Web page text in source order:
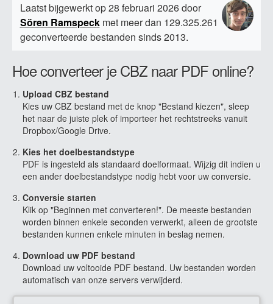
Laatst bijgewerkt op 28 februari 2026 door
Sören Ramspeckmet meer dan 129.325.261
geconverteerde bestanden sinds 2013.
Hoe converteer je CBZ naar PDF online?
Upload CBZ bestand
Kies uw CBZ bestand met de knop "Bestand kiezen", sleep
het naar de juiste plek of importeer het rechtstreeks vanuit
Dropbox/Google Drive.
Kies het doelbestandstype
PDF is ingesteld als standaard doelformaat. Wijzig dit indien u
een ander doelbestandstype nodig hebt voor uw conversie.
Conversie starten
Klik op "Beginnen met converteren!". De meeste bestanden
worden binnen enkele seconden verwerkt, alleen de grootste
bestanden kunnen enkele minuten in beslag nemen.
Download uw PDF bestand
Download uw voltooide PDF bestand. Uw bestanden worden
automatisch van onze servers verwijderd.